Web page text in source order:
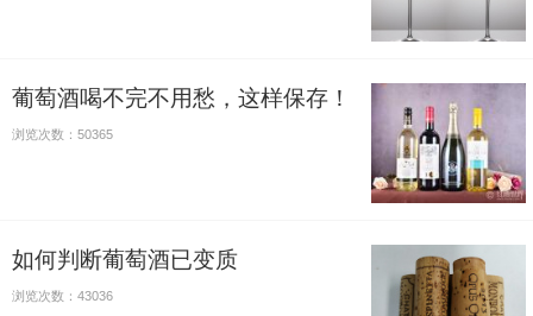
葡萄酒喝不完不用愁，这样保存！
浏览次数：50365
如何判断葡萄酒已变质
浏览次数：43036